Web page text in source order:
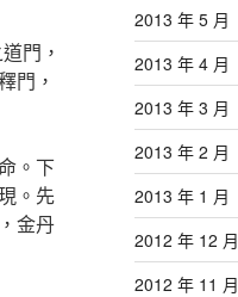
門，
門，
。下
。先
金丹
2013 年 5 月
2013 年 4 月
2013 年 3 月
2013 年 2 月
2013 年 1 月
2012 年 12 月
2012 年 11 月